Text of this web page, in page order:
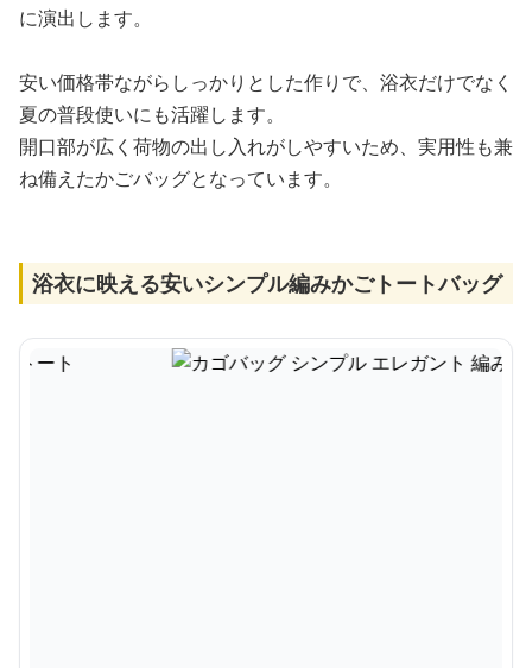
に演出します。
安い価格帯ながらしっかりとした作りで、浴衣だけでなく
夏の普段使いにも活躍します。
開口部が広く荷物の出し入れがしやすいため、実用性も兼
ね備えたかごバッグとなっています。
浴衣に映える安いシンプル編みかごトートバッグ